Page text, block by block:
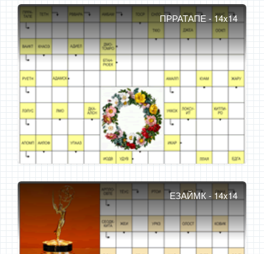
ПРРАТАПЕ - 14x14
ЕЗАЙМК - 14x14